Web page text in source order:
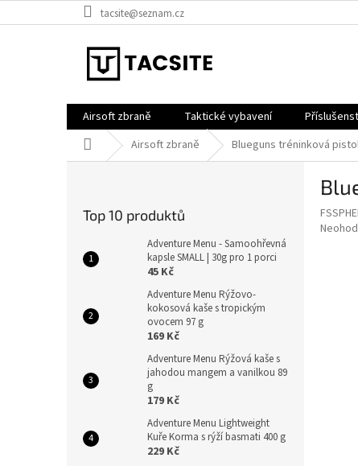
na
tacsite@seznam.cz
Airsoft zbraně Taktické vybavení
Domů Airsoft zbraně Blueguns tréninková
Top 10 produktů
Adventure Menu - Samoohřevná
kapsle SMALL | 30g pro 1 porci
45 Kč
Adventure Menu Rýžovo-
kokosová kaše s tropickým
ovocem 97 g
169 Kč
Adventure Menu Rýžová kaše s
jahodou mangem a vanilkou 89
g
179 Kč
Adventure Menu Lightweight
Kuře Korma s rýží basmati 400 g
229 Kč